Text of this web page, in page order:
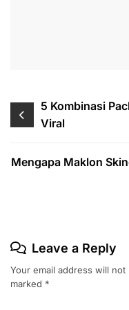
Post
navigation
5 Kombinasi
Viral
Mengapa Maklon
Leave a Reply
Your email address will
marked *